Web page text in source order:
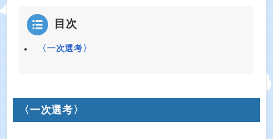
目次
〈一次選考〉
〈一次選考〉